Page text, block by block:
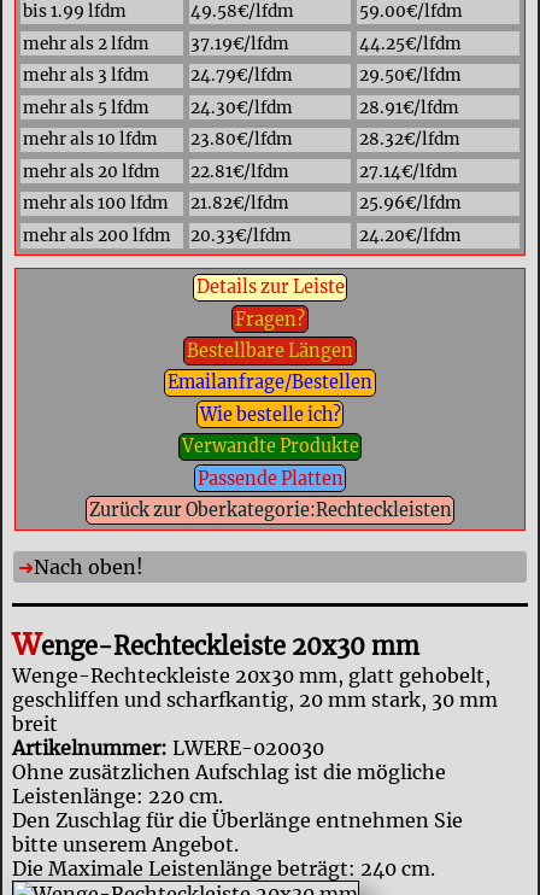
bis 1.99 lfdm
49.58€/lfdm
59.00€/lfdm
mehr als 2 lfdm
37.19€/lfdm
44.25€/lfdm
mehr als 3 lfdm
24.79€/lfdm
29.50€/lfdm
mehr als 5 lfdm
24.30€/lfdm
28.91€/lfdm
mehr als 10 lfdm
23.80€/lfdm
28.32€/lfdm
mehr als 20 lfdm
22.81€/lfdm
27.14€/lfdm
mehr als 100 lfdm
21.82€/lfdm
25.96€/lfdm
mehr als 200 lfdm
20.33€/lfdm 24.20€/lfdm
Details zur Leiste
Fragen?
Bestellbare Längen
Emailanfrage/Bestellen
Wie bestelle ich?
Verwandte Produkte
Passende Platten
Zurück zur Oberkategorie:Rechteckleisten
Nach oben!
Wenge-Rechteckleiste 20x30 mm
Wenge-Rechteckleiste 20x30 mm, glatt gehobelt,
geschliffen und scharfkantig, 20 mm stark, 30 mm
breit
Artikelnummer: LWERE-020030
Ohne zusätzlichen Aufschlag ist die mögliche
Leistenlänge: 220 cm.
Den Zuschlag für die Überlänge entnehmen Sie
bitte unserem Angebot.
Die Maximale Leistenlänge beträgt: 240 cm.